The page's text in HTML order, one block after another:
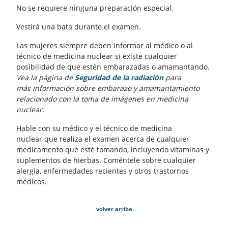
No se requiere ninguna preparación especial.
Vestirá una bata durante el examen.
Las mujeres siempre deben informar al médico o al
técnico de medicina nuclear si existe cualquier
posibilidad de que estén embarazadas o amamantando.
Vea la página deSeguridad de la radiaciónpara
más información sobre embarazo y amamantamiento
relacionado con la toma de imágenes en medicina
nuclear.
Hable con su médico y el técnico de medicina
nuclear que realiza el examen acerca de cualquier
medicamento que esté tomando, incluyendo vitaminas y
suplementos de hierbas. Coméntele sobre cualquier
alergia, enfermedades recientes y otros trastornos
médicos.
volver arriba